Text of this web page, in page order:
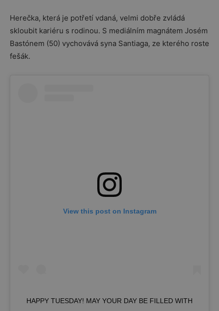
Herečka, která je potřetí vdaná, velmi dobře zvládá
skloubit kariéru s rodinou. S mediálním magnátem Josém
Bastónem (50) vychovává syna Santiaga, ze kterého roste
fešák.
View this post on Instagram
HAPPY TUESDAY! MAY YOUR DAY BE FILLED WITH